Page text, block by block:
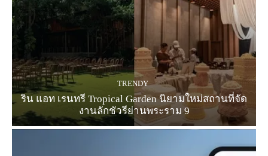
TRENDY
ริน แอท เรนทรี Tropical Garden นิยามใหม่สถานที่จัด
งานลักชัวรีย่านพระราม 9